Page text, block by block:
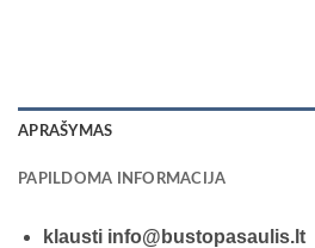
APRAŠYMAS
PAPILDOMA INFORMACIJA
klausti info@bustopasaulis.lt